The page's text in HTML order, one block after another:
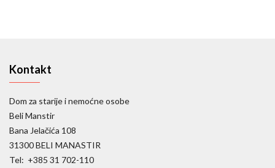
Kontakt
Dom za starije i nemoćne osobe
Beli Manstir
Bana Jelačića 108
31300 BELI MANASTIR
Tel: +385 31 702-110